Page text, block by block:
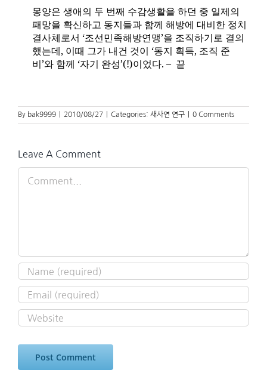
몽양은 생애의 두 번째 수감생활을 하던 중 일제의
패망을 확신하고 동지들과 함께 해방에 대비한 정치
결사체로서 ‘조선민족해방연맹’을 조직하기로 결의
했는데, 이때 그가 내건 것이 ‘동지 획득, 조직 준
비’와 함께 ‘자기 완성’(!)이었다. – 끝
By bak9999 2010/08/27 Categories: 새사연 연구 0 Comments
Leave A Comment